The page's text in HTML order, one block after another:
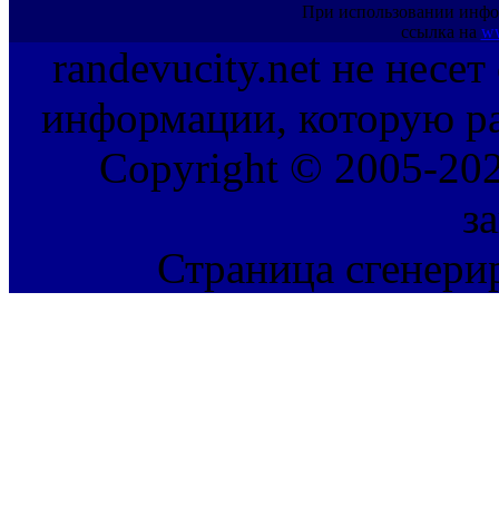
При использовании
ссылка на
randevucity.net не несет
информации, которую
Copyright © 2005-
Страница